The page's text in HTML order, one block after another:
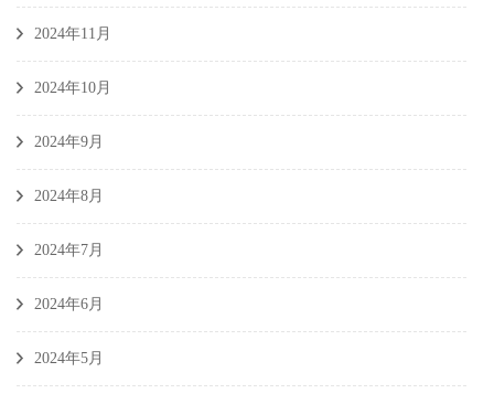
2024年11月
2024年10月
2024年9月
2024年8月
2024年7月
2024年6月
2024年5月